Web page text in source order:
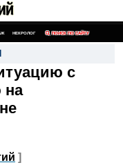
НЕКРОЛОГ ПОИСК ПО САЙТУ
с
на
]